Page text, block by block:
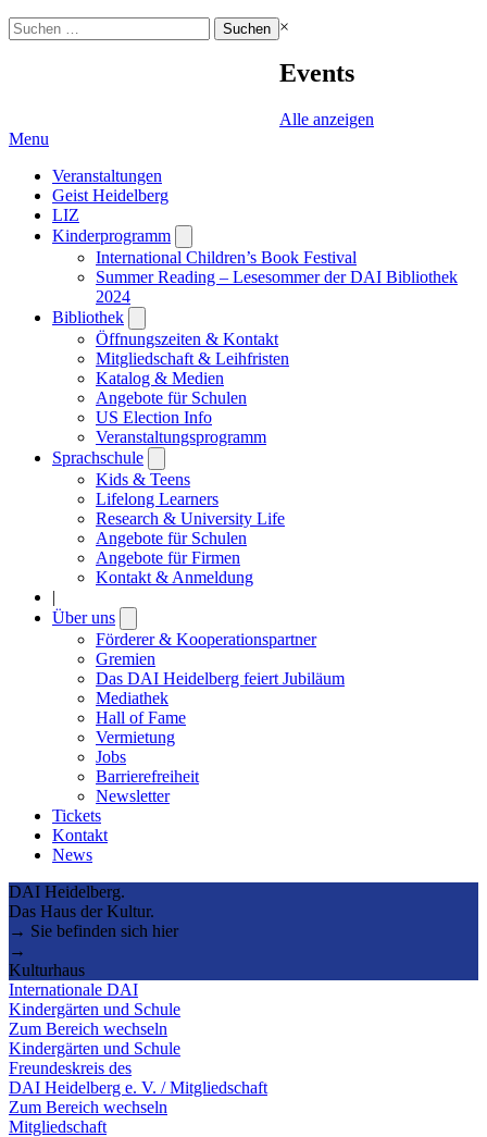
Suchen
nach:
×
Events
Alle anzeigen
Menu
Veranstaltungen
Geist Heidelberg
LIZ
Kinderprogramm
submenu
International Children’s Book Festival
Summer Reading – Lesesommer der DAI Bibliothek
2024
Bibliothek
submenu
Öffnungszeiten & Kontakt
Mitgliedschaft & Leihfristen
Katalog & Medien
Angebote für Schulen
US Election Info
Veranstaltungsprogramm
Sprachschule
submenu
Kids & Teens
Lifelong Learners
Research & University Life
Angebote für Schulen
Angebote für Firmen
Kontakt & Anmeldung
|
Über uns
submenu
Förderer & Kooperationspartner
Gremien
Das DAI Heidelberg feiert Jubiläum
Mediathek
Hall of Fame
Vermietung
Jobs
Barrierefreiheit
Newsletter
Tickets
Kontakt
News
DAI Heidelberg.
Das Haus der Kultur.
→ Sie befinden sich hier
→
Kulturhaus
Internationale DAI
Kindergärten und Schule
Zum Bereich wechseln
Kindergärten und Schule
Freundeskreis des
DAI Heidelberg e. V. / Mitgliedschaft
Zum Bereich wechseln
Mitgliedschaft